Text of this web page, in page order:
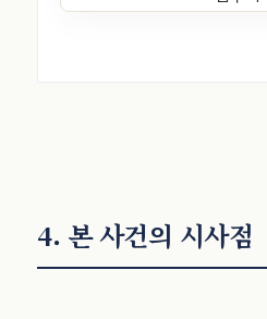
4. 본 사건의 시사점